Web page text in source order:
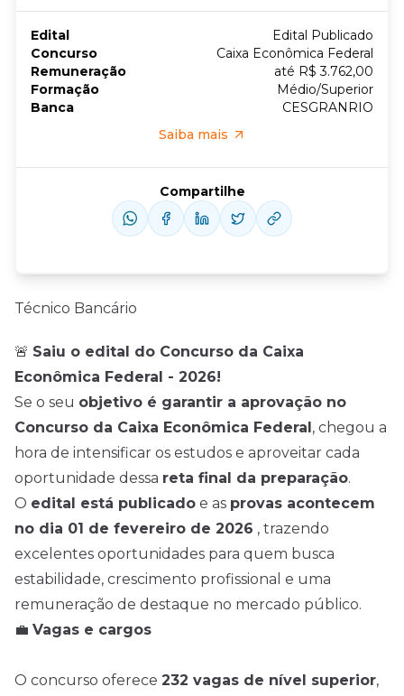
Técnico Bancário
🚨 Saiu o edital do Concurso da Caixa
Econômica Federal - 2026!
Se o seu objetivo é garantir a aprovação no
Concurso da Caixa Econômica Federal, chegou a
hora de intensificar os estudos e aproveitar cada
oportunidade dessa reta final da preparação.
O edital está publicado e as provas acontecem
no dia 01 de fevereiro de 2026 , trazendo
excelentes oportunidades para quem busca
estabilidade, crescimento profissional e uma
remuneração de destaque no mercado público.
💼 Vagas e cargos
O concurso oferece 232 vagas de nível superior,
Edital
Edital Publicado
Concurso
Caixa Econômica Federal
Remuneração
até R$ 3.762,00
Formação
Médio/Superior
Banca
CESGRANRIO
Saiba mais
Compartilhe